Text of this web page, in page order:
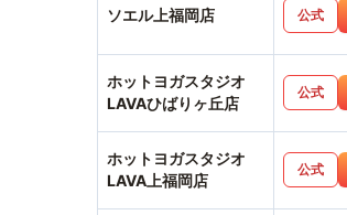
ソエル上福岡店 公式
ホットヨガスタジオ
LAVAひばりヶ丘店
公式
ホットヨガスタジオ
LAVA上福岡店
公式